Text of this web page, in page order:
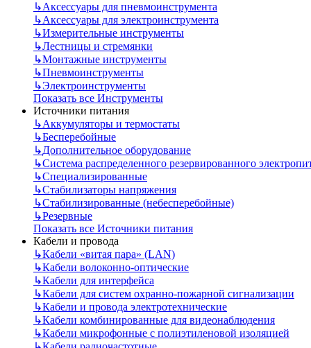
↳Аксессуары для пневмоинструмента
↳Аксессуары для электроинструмента
↳Измерительные инструменты
↳Лестницы и стремянки
↳Монтажные инструменты
↳Пневмоинструменты
↳Электроинструменты
Показать все Инструменты
Источники питания
↳Аккумуляторы и термостаты
↳Бесперебойные
↳Дополнительное оборудование
↳Система распределенного резервированного
↳Специализированные
↳Стабилизаторы напряжения
↳Стабилизированные (небесперебойные)
↳Резервные
Показать все Источники питания
Кабели и провода
↳Кабели «витая пара» (LAN)
↳Кабели волоконно-оптические
↳Кабели для интерфейса
↳Кабели для систем охранно-пожарной сигнализации
↳Кабели и провода электротехнические
↳Кабели комбинированные для видеонаблюдения
↳Кабели микрофонные с полиэтиленовой изоляцией